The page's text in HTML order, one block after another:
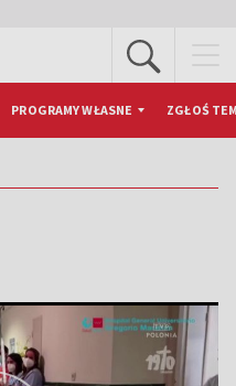
PROGRAMY WŁASNE ZGŁOŚ